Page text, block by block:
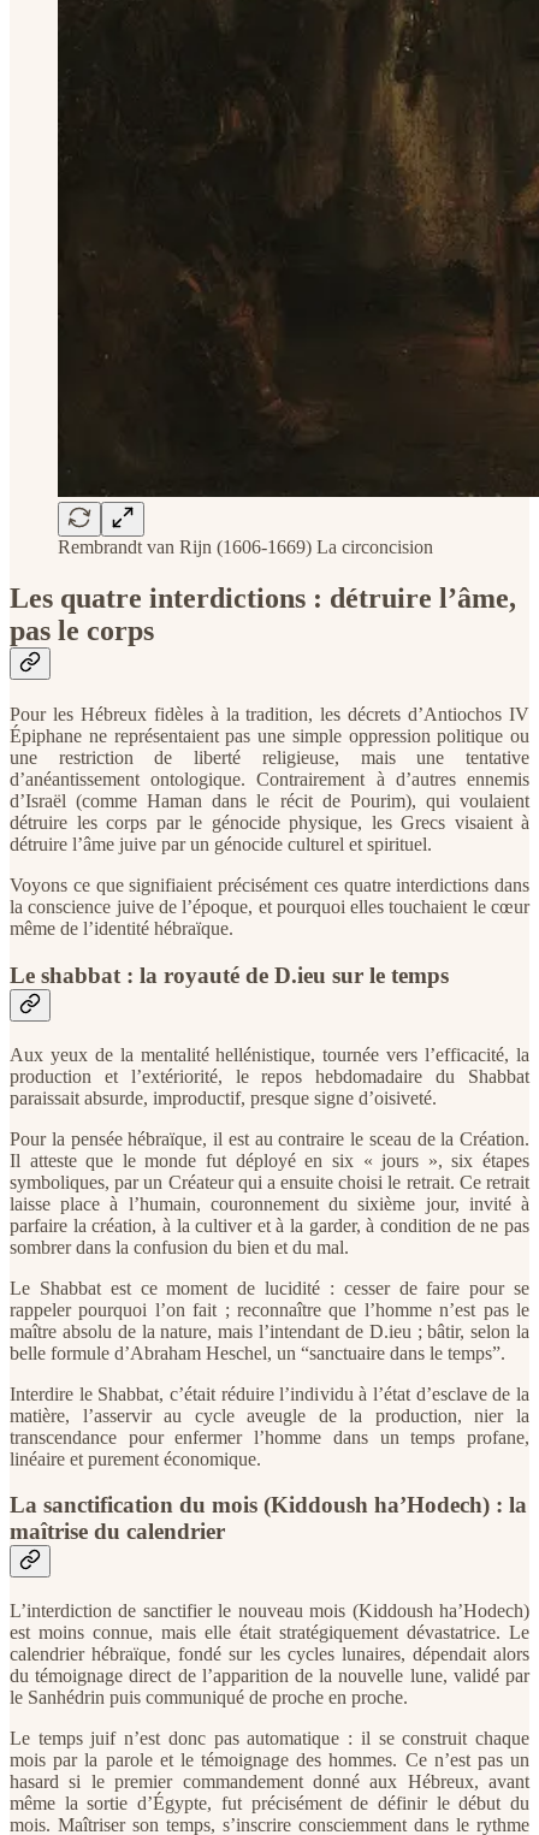
Rembrandt van Rijn (1606-1669) La circoncision
Les quatre interdictions : détruire l’âme,
pas le corps
Pour les Hébreux fidèles à la tradition, les décrets d’Antiochos IV
Épiphane ne représentaient pas une simple oppression politique ou
une restriction de liberté religieuse, mais une tentative
d’anéantissement ontologique. Contrairement à d’autres ennemis
d’Israël (comme Haman dans le récit de Pourim), qui voulaient
détruire les corps par le génocide physique, les Grecs visaient à
détruire l’âme juive par un génocide culturel et spirituel.
Voyons ce que signifiaient précisément ces quatre interdictions dans
la conscience juive de l’époque, et pourquoi elles touchaient le cœur
même de l’identité hébraïque.
Le shabbat : la royauté de D.ieu sur le temps
Aux yeux de la mentalité hellénistique, tournée vers l’efficacité, la
production et l’extériorité, le repos hebdomadaire du Shabbat
paraissait absurde, improductif, presque signe d’oisiveté.
Pour la pensée hébraïque, il est au contraire le sceau de la Création.
Il atteste que le monde fut déployé en six « jours », six étapes
symboliques, par un Créateur qui a ensuite choisi le retrait. Ce retrait
laisse place à l’humain, couronnement du sixième jour, invité à
parfaire la création, à la cultiver et à la garder, à condition de ne pas
sombrer dans la confusion du bien et du mal.
Le Shabbat est ce moment de lucidité : cesser de faire pour se
rappeler pourquoi l’on fait ; reconnaître que l’homme n’est pas le
maître absolu de la nature, mais l’intendant de D.ieu ; bâtir, selon la
belle formule d’Abraham Heschel, un “sanctuaire dans le temps”.
Interdire le Shabbat, c’était réduire l’individu à l’état d’esclave de la
matière, l’asservir au cycle aveugle de la production, nier la
transcendance pour enfermer l’homme dans un temps profane,
linéaire et purement économique.
La sanctification du mois (Kiddoush ha’Hodech) : la
maîtrise du calendrier
L’interdiction de sanctifier le nouveau mois (Kiddoush ha’Hodech)
est moins connue, mais elle était stratégiquement dévastatrice. Le
calendrier hébraïque, fondé sur les cycles lunaires, dépendait alors
du témoignage direct de l’apparition de la nouvelle lune, validé par
le Sanhédrin puis communiqué de proche en proche.
Le temps juif n’est donc pas automatique : il se construit chaque
mois par la parole et le témoignage des hommes. Ce n’est pas un
hasard si le premier commandement donné aux Hébreux, avant
même la sortie d’Égypte, fut précisément de définir le début du
mois. Maîtriser son temps, s’inscrire consciemment dans le rythme